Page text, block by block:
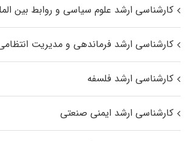
کارشناسی ارشد علوم سیاسی و روابط بین
کارشناسی ارشد فرماندهی و مدیریت
کارشناسی ارشد فلسفه
کارشناسی ارشد ایمنی صنعتی